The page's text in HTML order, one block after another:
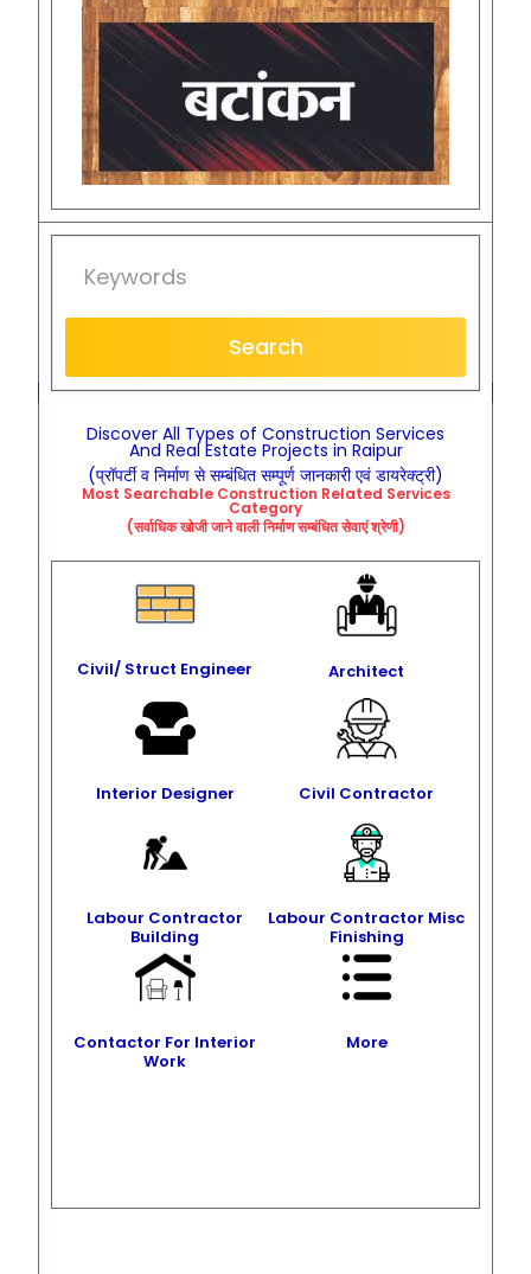
Search
Discover All Types of Construction Services
And Real Estate Projects in Raipur
(प्रॉपर्टी व निर्माण से सम्बंधित सम्पूर्ण जानकारी एवं डायरेक्ट्री)
Most Searchable Construction Related Services
Category
(सर्वाधिक खोजी जाने वाली निर्माण सम्बंधित सेवाएं श्रेणी)
Civil/ Struct Engineer Architect
Interior Designer Civil Contractor
Labour Contractor
Building
Labour Contractor Misc
Finishing
Contactor For Interior
Work
More